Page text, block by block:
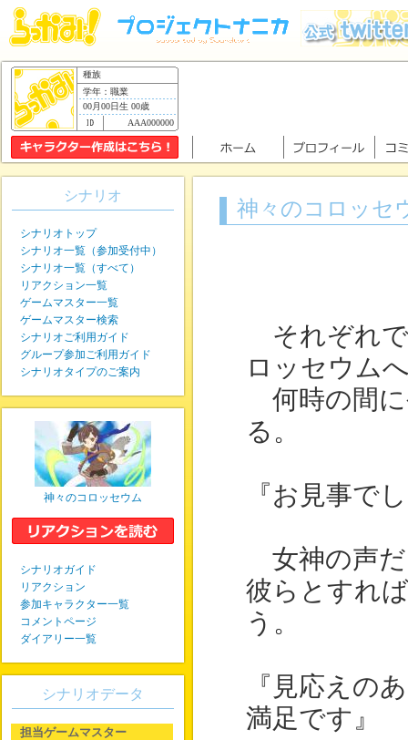
種族
学年：職業
00月00日生 00歳
AAA000000
神々のコロッセ
それぞれで
ロッセウム
何時の間に
る。
『お見事で
女神の声だ
彼らとすれ
う。
『見応えの
満足です』
シナリオ
シナリオトップ
シナリオ一覧（参加受付中）
シナリオ一覧（すべて）
リアクション一覧
ゲームマスター一覧
ゲームマスター検索
シナリオご利用ガイド
グループ参加ご利用ガイド
シナリオタイプのご案内
神々のコロッセウム
シナリオガイド
リアクション
参加キャラクター一覧
コメントページ
ダイアリー一覧
シナリオデータ
担当ゲームマスター